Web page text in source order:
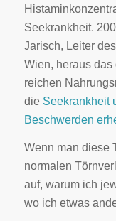
Seekrankheit.
Jarisch, Leiter
Wien, heraus
reichen
die Seekrankheit
Beschwerden
Wenn man diese
normalen
auf, warum ich
wo ich etwas